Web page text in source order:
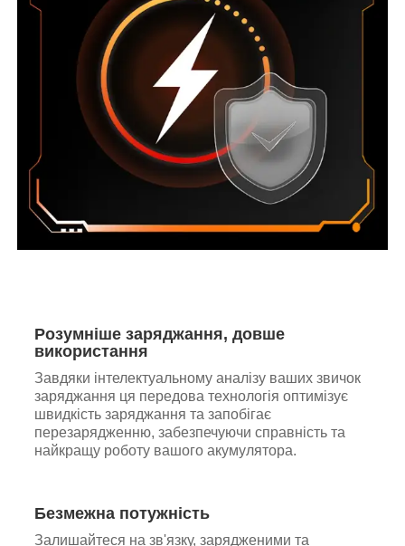
Розумніше заряджання, довше
використання
Завдяки інтелектуальному аналізу ваших звичок
заряджання ця передова технологія оптимізує
швидкість заряджання та запобігає
перезарядженню, забезпечуючи справність та
найкращу роботу вашого акумулятора.
Безмежна потужність
Залишайтеся на зв'язку, зарядженими та